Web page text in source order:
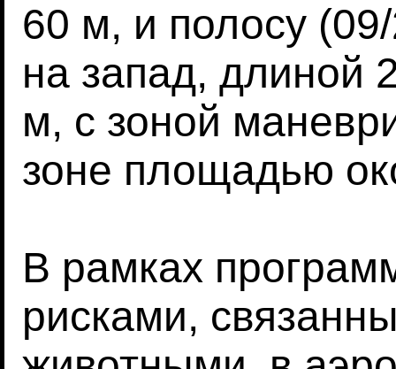
60 м, и полосу
на запад, длиной
м, с зоной
зоне площадью
В рамках
рисками,